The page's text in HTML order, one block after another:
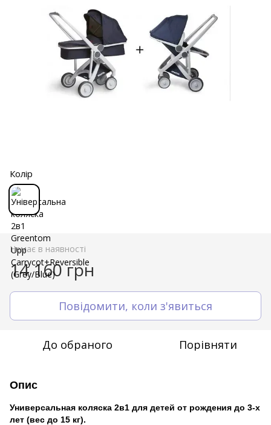
Колір
Немає в наявності
14 160 грн
Повідомити, коли з'явиться
До обраного Порівняти
Опис
Универсальная коляска 2в1 для детей от рождения до 3-х
лет (вес до 15 кг).